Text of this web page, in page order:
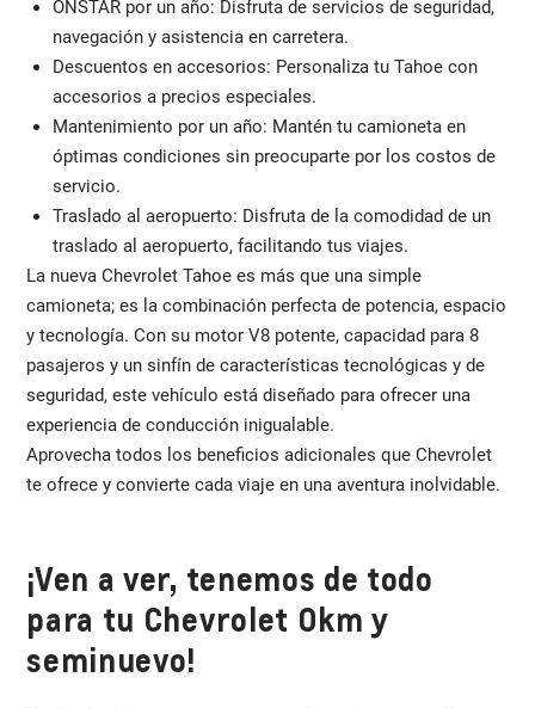
ONSTAR por un año: Disfruta de servicios de seguridad,
navegación y asistencia en carretera.
Descuentos en accesorios: Personaliza tu Tahoe con
accesorios a precios especiales.
Mantenimiento por un año: Mantén tu camioneta en
óptimas condiciones sin preocuparte por los costos de
servicio.
Traslado al aeropuerto: Disfruta de la comodidad de un
traslado al aeropuerto, facilitando tus viajes.
La nueva Chevrolet Tahoe es más que una simple
camioneta; es la combinación perfecta de potencia, espacio
y tecnología. Con su motor V8 potente, capacidad para 8
pasajeros y un sinfín de características tecnológicas y de
seguridad, este vehículo está diseñado para ofrecer una
experiencia de conducción inigualable.
Aprovecha todos los beneficios adicionales que Chevrolet
te ofrece y convierte cada viaje en una aventura inolvidable.
¡Ven a ver, tenemos de todo
para tu Chevrolet Okm y
seminuevo!